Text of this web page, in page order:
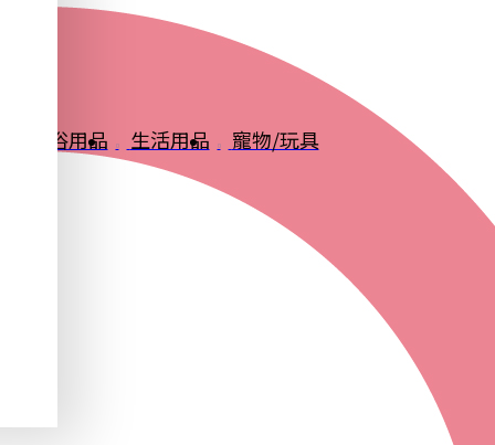
衛浴用品 生活用品 寵物/玩具